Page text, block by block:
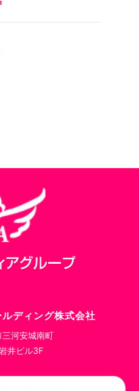
ルディング株式会社
河安城南町
井ビル3F